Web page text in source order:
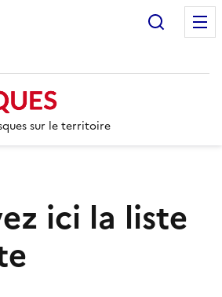
sur le territoire
ici la liste